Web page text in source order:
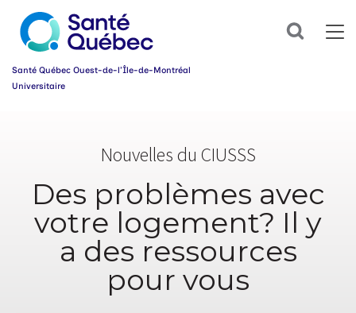
Search
Santé Québec Ouest-de-l’Île-de-Montréal
Universitaire
web
Nouvelles du CIUSSS
Des problèmes avec
votre logement? Il y
a des ressources
pour vous
Abonnez-
vous
dès
à
notre
Prénom
Courriel